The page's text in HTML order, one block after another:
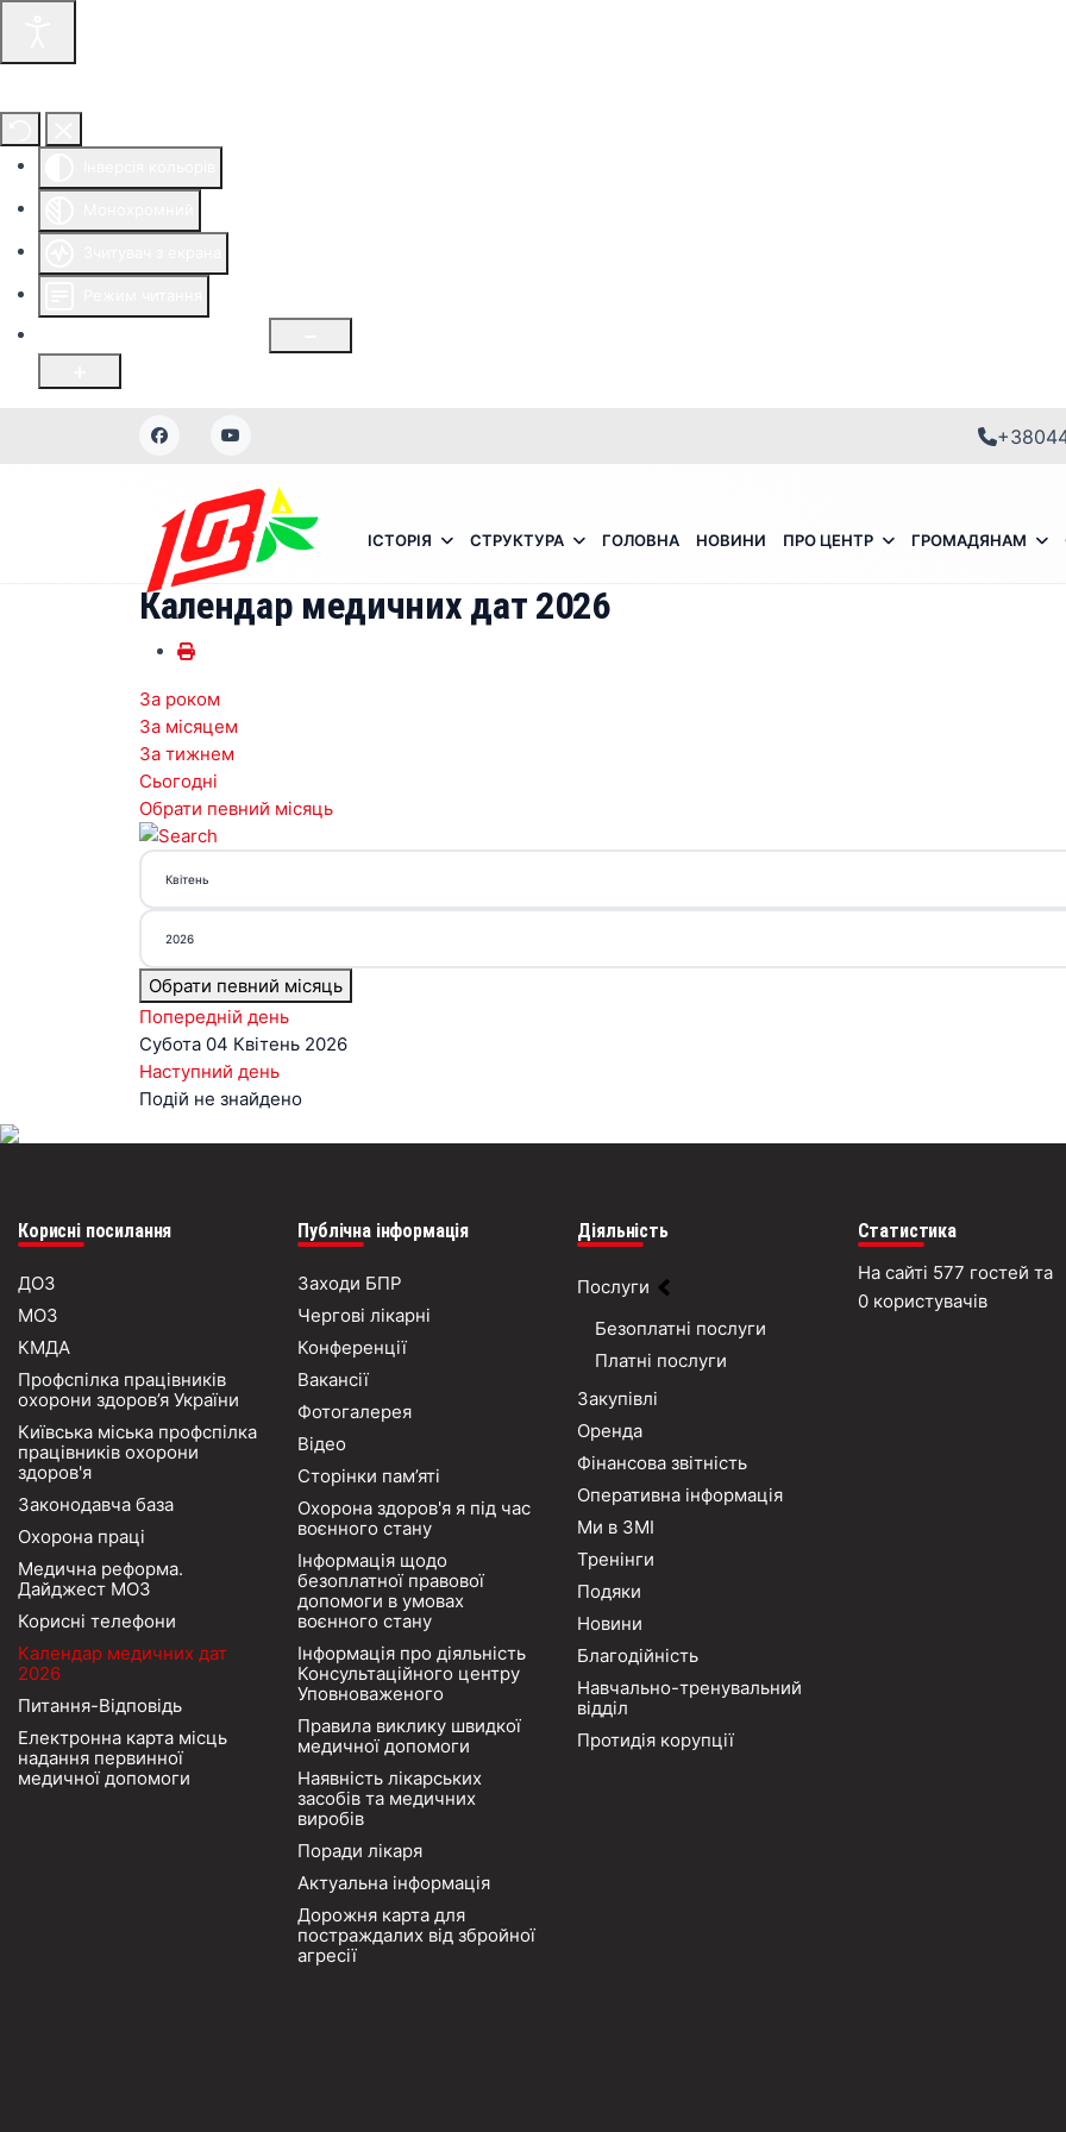
ІСТОРІЯ СТРУКТУРА ГОЛОВНА НОВИНИ ПРО ЦЕНТР ГРОМАДЯНАМ
Календар медичних дат 2026
За роком
За місяцем
За тижнем
Сьогодні
Обрати певний місяць
Обрати певний місяць
Попередній день
Субота 04 Квітень 2026
Наступний день
Подій не знайдено
Корисні посилання
ДОЗ
МОЗ
КМДА
Профспілка працівників
охорони здоров’я України
Київська міська профспілка
працівників охорони
здоров'я
Законодавча база
Охорона праці
Медична реформа.
Дайджест МОЗ
Корисні телефони
Календар медичних дат
2026
Питання-Відповідь
Електронна карта місць
надання первинної
медичної допомоги
Публічна інформація
Заходи БПР
Чергові лікарні
Конференції
Вакансії
Фотогалерея
Відео
Сторінки пам’яті
Охорона здоров'я я під час
воєнного стану
Інформація щодо
безоплатної правової
допомоги в умовах
воєнного стану
Інформація про діяльність
Консультаційного центру
Уповноваженого
Правила виклику швидкої
медичної допомоги
Наявність лікарських
засобів та медичних
виробів
Поради лікаря
Актуальна інформація
Дорожня карта для
постраждалих від збройної
агресії
Діяльність
Послуги
Безоплатні послуги
Платні послуги
Закупівлі
Оренда
Фінансова звітність
Оперативна інформація
Ми в ЗМІ
Тренінги
Подяки
Новини
Благодійність
Навчально-тренувальний
відділ
Протидія корупції
Статистика
На сайті 577 гостей та
0 користувачів